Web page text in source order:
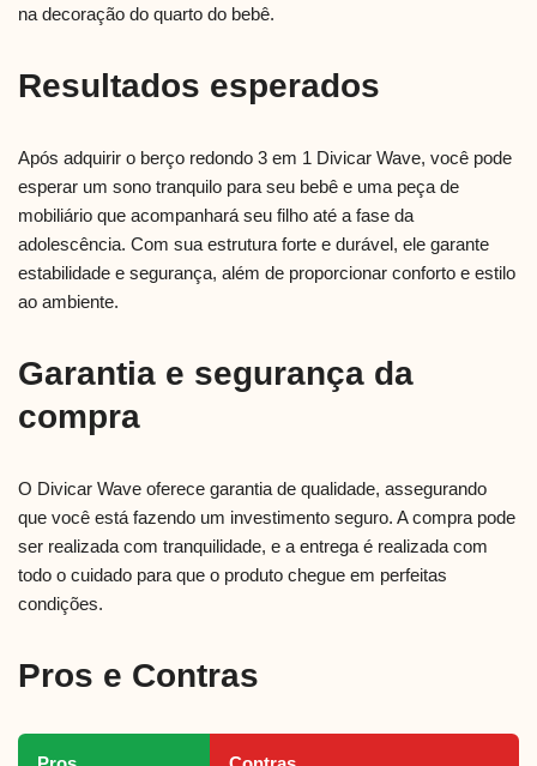
na decoração do quarto do bebê.
Resultados esperados
Após adquirir o berço redondo 3 em 1 Divicar Wave, você pode
esperar um sono tranquilo para seu bebê e uma peça de
mobiliário que acompanhará seu filho até a fase da
adolescência. Com sua estrutura forte e durável, ele garante
estabilidade e segurança, além de proporcionar conforto e estilo
ao ambiente.
Garantia e segurança da
compra
O Divicar Wave oferece garantia de qualidade, assegurando
que você está fazendo um investimento seguro. A compra pode
ser realizada com tranquilidade, e a entrega é realizada com
todo o cuidado para que o produto chegue em perfeitas
condições.
Pros e Contras